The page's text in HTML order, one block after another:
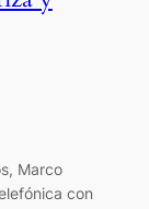
Marco
con